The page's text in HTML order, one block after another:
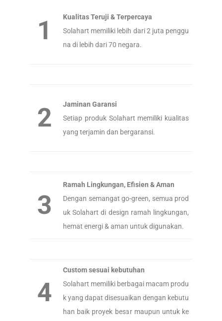
1
Kualitas Teruji & Terpercaya
Solahart memiliki lebih dari 2 juta penggu
na di lebih dari 70 negara.
2
Jaminan Garansi
Setiap produk Solahart memiliki kualitas
yang terjamin dan bergaransi.
3
Ramah Lingkungan, Efisien & Aman
Dengan semangat go-green, semua prod
uk Solahart di design ramah lingkungan,
hemat energi & aman untuk digunakan.
4
Custom sesuai kebutuhan
Solahart memiliki berbagai macam produ
k yang dapat disesuaikan dengan kebutu
han baik proyek besar maupun untuk ke